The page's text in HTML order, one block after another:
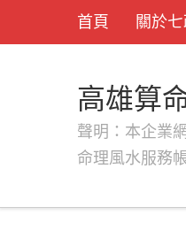
首頁 關於
高雄算
聲明：本企業
命理風水服務